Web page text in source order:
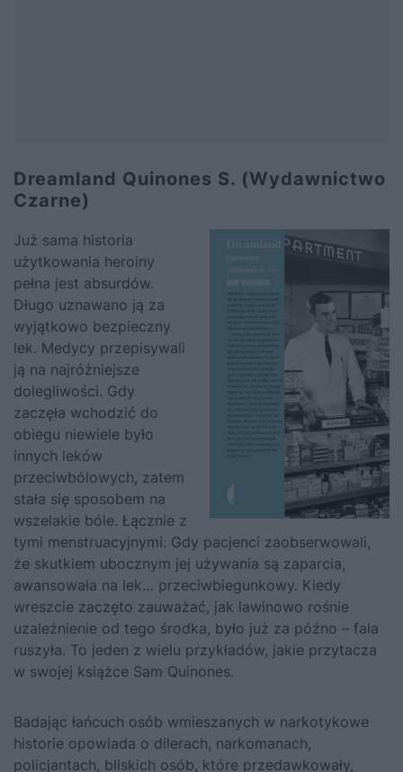
Dreamland Quinones S. (Wydawnictwo
Czarne)
Już sama historia
użytkowania heroiny
pełna jest absurdów.
Długo uznawano ją za
wyjątkowo bezpieczny
lek. Medycy przepisywali
ją na najróżniejsze
dolegliwości. Gdy
zaczęła wchodzić do
obiegu niewiele było
innych leków
przeciwbólowych, zatem
stała się sposobem na
wszelakie bóle. Łącznie z
tymi menstruacyjnymi. Gdy pacjenci zaobserwowali,
że skutkiem ubocznym jej używania są zaparcia,
awansowała na lek… przeciwbiegunkowy. Kiedy
wreszcie zaczęto zauważać, jak lawinowo rośnie
uzależnienie od tego środka, było już za późno – fala
ruszyła. To jeden z wielu przykładów, jakie przytacza
w swojej książce Sam Quinones.
Badając łańcuch osób wmieszanych w narkotykowe
historie opowiada o dilerach, narkomanach,
policjantach, bliskich osób, które przedawkowały,